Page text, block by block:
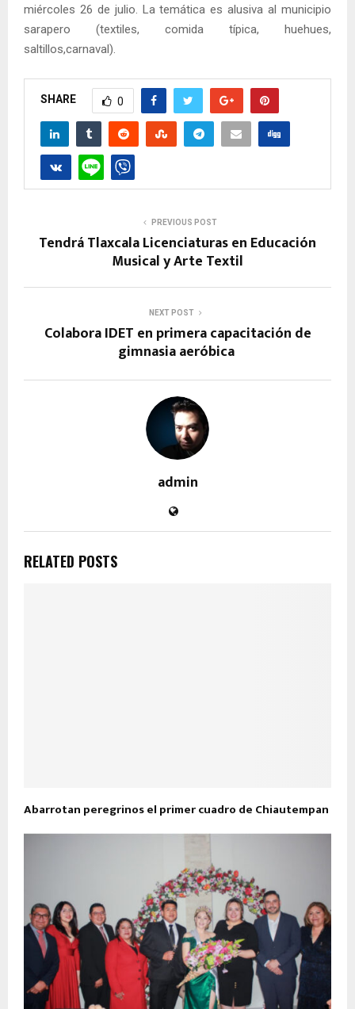
miércoles 26 de julio. La temática es alusiva al municipio
sarapero (textiles, comida típica, huehues,
saltillos,carnaval).
SHARE 0
PREVIOUS POST
Tendrá Tlaxcala Licenciaturas en Educación
Musical y Arte Textil
NEXT POST
Colabora IDET en primera capacitación de
gimnasia aeróbica
admin
RELATED POSTS
Abarrotan peregrinos el primer cuadro de Chiautempan